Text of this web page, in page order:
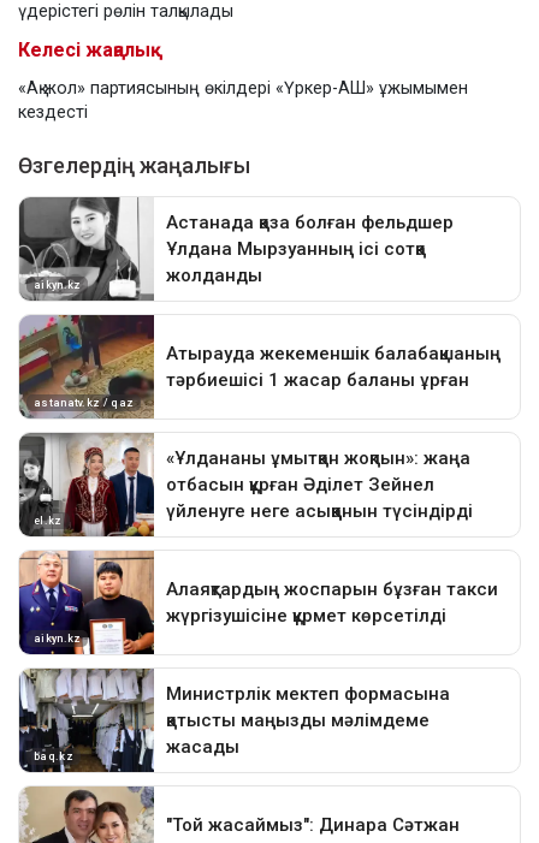
үдерістегі рөлін талқылады
Келесі жаңалық
«Ақ жол» партиясының өкілдері «Үркер-АШ» ұжымымен
кездесті